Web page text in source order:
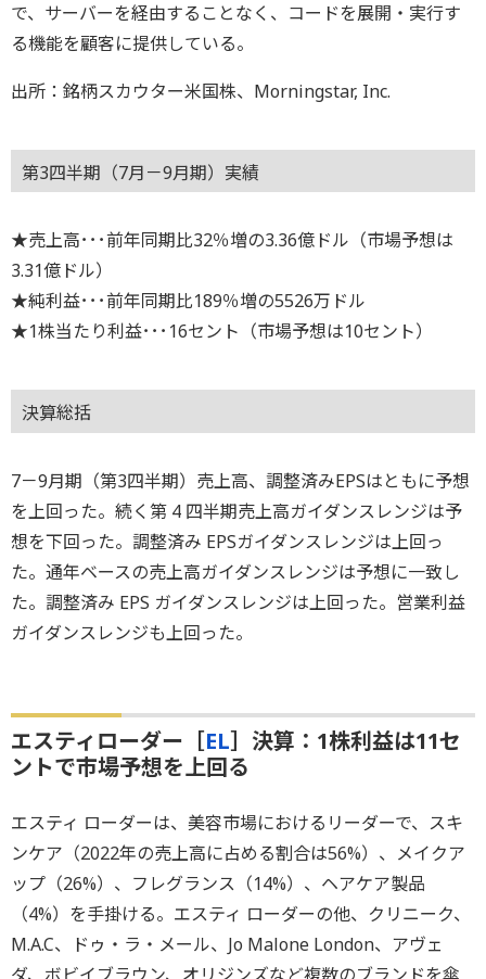
で、サーバーを経由することなく、コードを展開・実行す
る機能を顧客に提供している。
出所：銘柄スカウター米国株、Morningstar, Inc.
第3四半期（7月－9月期）実績
★売上高･･･前年同期比32％増の3.36億ドル（市場予想は
3.31億ドル）
★純利益･･･前年同期比189％増の5526万ドル
★1株当たり利益･･･16セント（市場予想は10セント）
決算総括
7－9月期（第3四半期）売上高、調整済みEPSはともに予想
を上回った。続く第 4 四半期売上高ガイダンスレンジは予
想を下回った。調整済み EPSガイダンスレンジは上回っ
た。通年ベースの売上高ガイダンスレンジは予想に一致し
た。調整済み EPS ガイダンスレンジは上回った。営業利益
ガイダンスレンジも上回った。
エスティローダー［EL］決算：1株利益は11セ
ントで市場予想を上回る
エスティ ローダーは、美容市場におけるリーダーで、スキ
ンケア（2022年の売上高に占める割合は56%）、メイクア
ップ（26%）、フレグランス（14%）、ヘアケア製品
（4%）を手掛ける。エスティ ローダーの他、クリニーク、
M.A.C、ドゥ・ラ・メール、Jo Malone London、アヴェ
ダ、ボビイブラウン、オリジンズなど複数のブランドを傘